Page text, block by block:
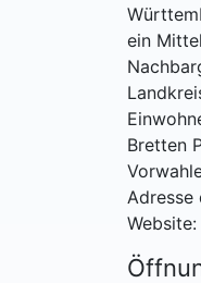
ein
Bretten
Adresse
Website: